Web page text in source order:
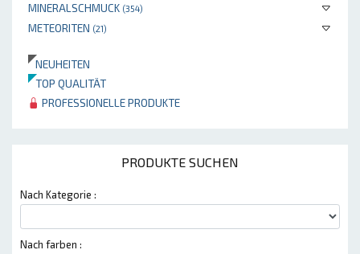
MINERALSCHMUCK (354)
METEORITEN (21)
NEUHEITEN
TOP QUALITÄT
PROFESSIONELLE PRODUKTE
PRODUKTE SUCHEN
Nach Kategorie :
Nach farben :